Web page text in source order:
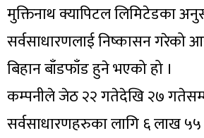
मुक्तिनाथ क्यापिटल लिमिटेडका
सर्वसाधारणलाई निष्कासन गरेको
बिहान बाँडफाँड हुने भएको हो ।
कम्पनीले जेठ २२ गतेदेखि २७
सर्वसाधारणहरुका लागि ६ लाख ५५